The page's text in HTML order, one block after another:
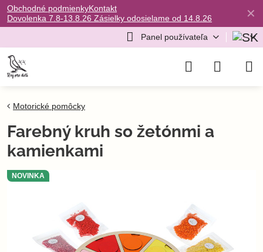
✕
Obchodné podmienkyKontakt
Dovolenka 7.8-13.8.26 Zásielky odosielame od 14.8.26
Panel používateľa
NOVINKA
Motorické pomôcky
Farebný kruh so žetónmi a
kamienkami